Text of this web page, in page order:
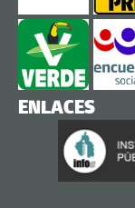
ENLACES